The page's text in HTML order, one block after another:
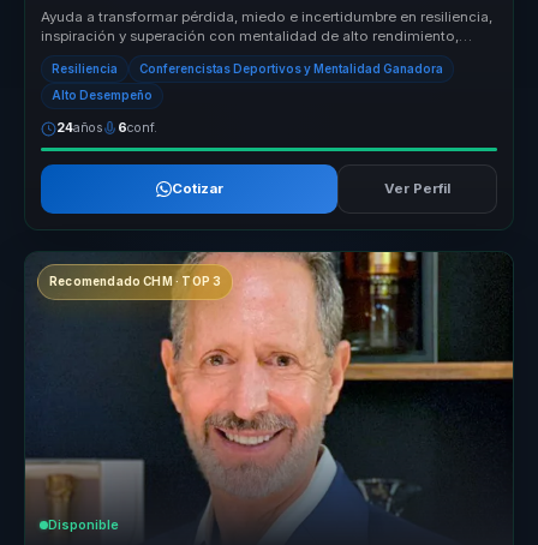
Ayuda a transformar pérdida, miedo e incertidumbre en resiliencia,
inspiración y superación con mentalidad de alto rendimiento,
disciplin...
Resiliencia Conferencistas Deportivos y Mentalidad Ganadora
Alto Desempeño
24años 6conf.
Cotizar Ver Perfil
Recomendado CHM · TOP 3
Disponible